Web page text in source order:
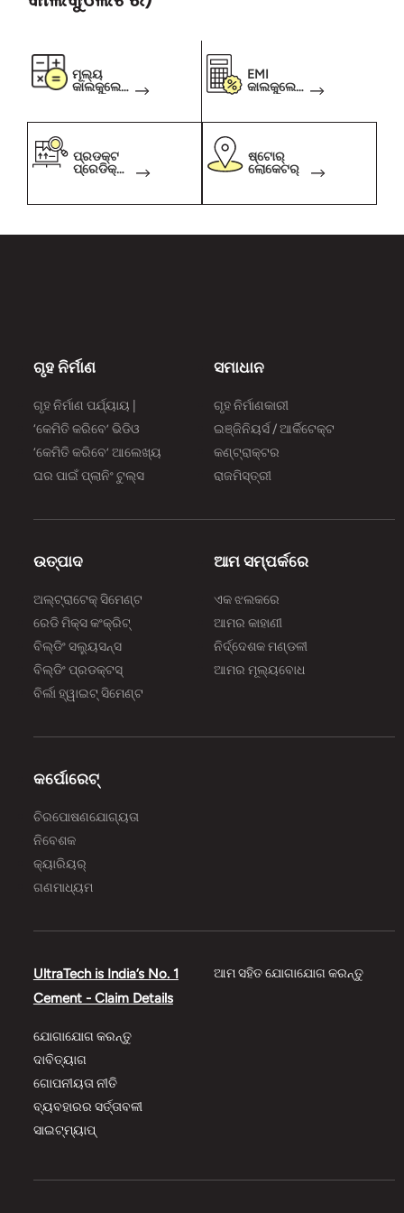
ମୂଲ୍ୟ
କାଲକୁଲେଟ
EMI
କାଲକୁଲେଟ
ପ୍ରଡକ୍ଟ
ପ୍ରେଡିକ୍ଟ
ଷ୍ଟୋର୍
ଲୋକେଟର୍
ଗୃହ ନିର୍ମାଣ
ଗୃହ ନିର୍ମାଣ ପର୍ଯ୍ୟାୟ |
‘କେମିତି କରିବେ’ ଭିଡିଓ
‘କେମିତି କରିବେ’ ଆଲେଖ୍ୟ
ଘର ପାଇଁ ପ୍ଲାନିଂ ଟୁଲ୍‌‌ସ
ସମାଧାନ
ଗୃହ ନିର୍ମାଣକାରୀ
ଇଞ୍ଜିନିୟର୍ସ / ଆର୍କିଟେକ୍ଟ
କଣ୍ଟ୍ରାକ୍ଟର
ରାଜମିସ୍ତ୍ରୀ
ଉତ୍ପାଦ
ଅଲ୍‌‌ଟ୍ରାଟେକ୍ ସିମେଣ୍ଟ
ରେଡି ମିକ୍ସ କଂକ୍ରିଟ୍
ବିଲ୍‌‌ଡିଂ ସଲ୍ୟୁସନ୍ସ
ବିଲ୍‌‌ଡିଂ ପ୍ରଡକ୍ଟସ୍
ବିର୍ଲା ହ୍ୱାଇଟ୍ ସିମେଣ୍ଟ
ଆମ ସମ୍ପର୍କରେ
ଏକ ଝଲକରେ
ଆମର କାହାଣୀ
ନିର୍ଦ୍ଦେଶକ ମଣ୍ଡଳୀ
ଆମର ମୂଲ୍ୟବୋଧ
କର୍ପୋରେଟ୍
ଚିରପୋଷଣଯୋଗ୍ୟତା
ନିବେଶକ
କ୍ୟାରିୟର୍
ଗଣମାଧ୍ୟମ
UltraTech is India’s No. 1
Cement - Claim Details
ଯୋଗାଯୋଗ କରନ୍ତୁ
ଦାବିତ୍ୟାଗ
ଗୋପନୀୟତା ନୀତି
ବ୍ୟବହାରର ସର୍ତ୍ତାବଳୀ
ସାଇଟ୍‌‌ମ୍ୟାପ୍
ଆମ ସହିତ ଯୋଗାଯୋଗ କରନ୍ତୁ